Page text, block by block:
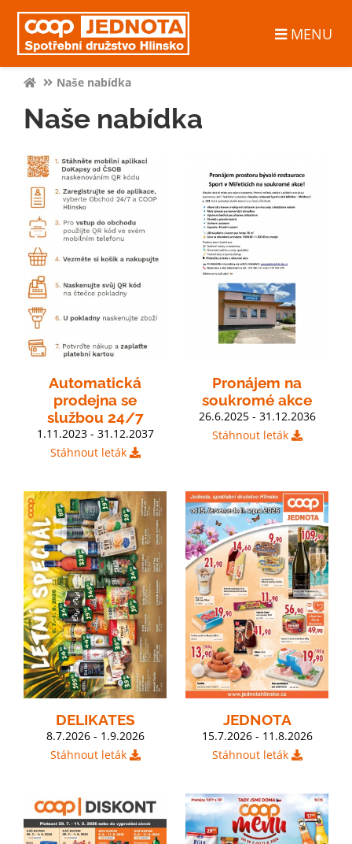
MENU
Naše nabídka
Naše nabídka
Automatická
prodejna se
službou 24/7
1.11.2023 - 31.12.2037
Stáhnout leták
Pronájem na
soukromé akce
26.6.2025 - 31.12.2036
Stáhnout leták
DELIKATES
8.7.2026 - 1.9.2026
Stáhnout leták
JEDNOTA
15.7.2026 - 11.8.2026
Stáhnout leták